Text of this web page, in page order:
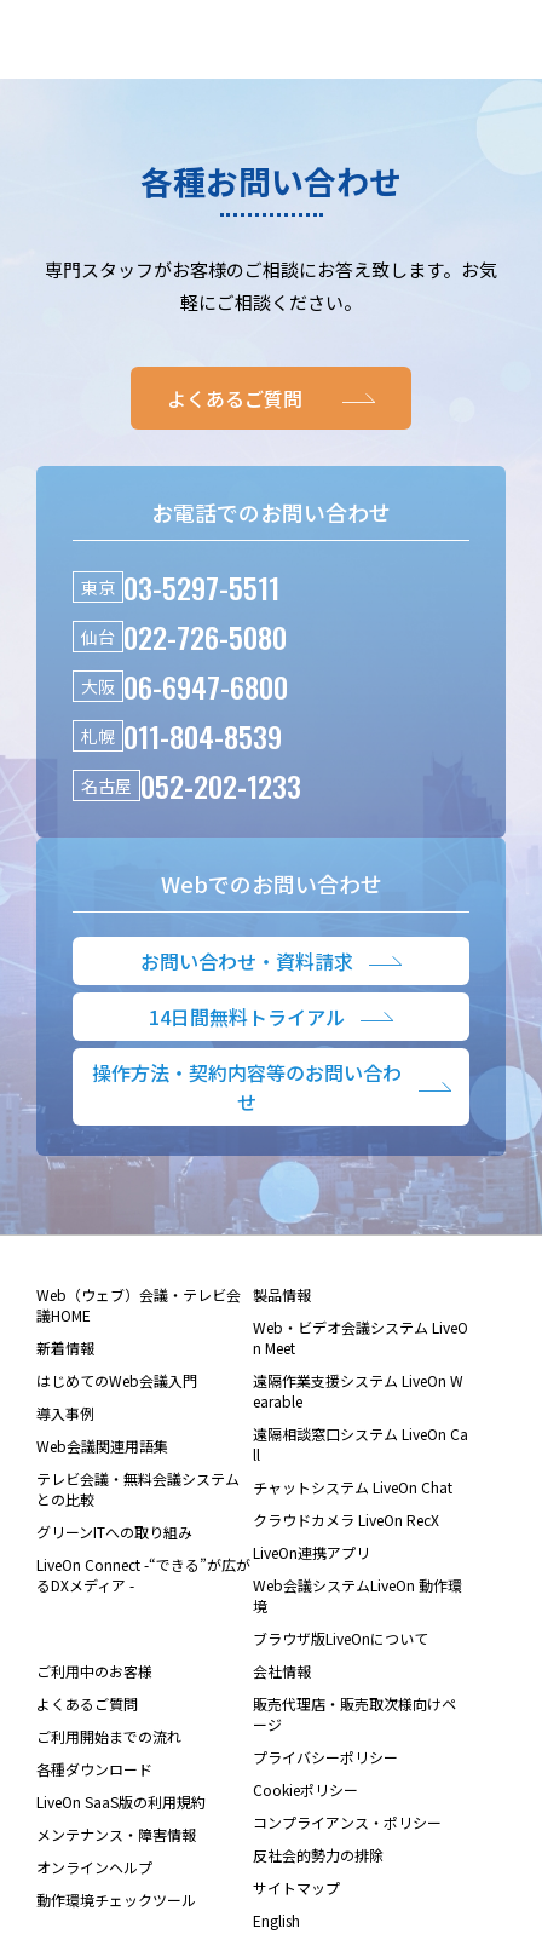
各種お問い合わせ
専門スタッフがお客様のご相談にお答え致します。お気
軽にご相談ください。
よくあるご質問
お電話でのお問い合わせ
東京 03-5297-5511
仙台 022-726-5080
大阪 06-6947-6800
札幌 011-804-8539
名古屋 052-202-1233
Webでのお問い合わせ
お問い合わせ・資料請求
14日間無料トライアル
操作方法・契約内容等のお問い合わ
せ
Web（ウェブ）会議・テレビ会
議HOME
新着情報
はじめてのWeb会議入門
導入事例
Web会議関連用語集
テレビ会議・無料会議システム
との比較
グリーンITへの取り組み
LiveOn Connect -“できる”が広が
るDXメディア -
製品情報
Web・ビデオ会議システム LiveO
n Meet
遠隔作業支援システム LiveOn W
earable
遠隔相談窓口システム LiveOn Ca
ll
チャットシステム LiveOn Chat
クラウドカメラ LiveOn RecX
LiveOn連携アプリ
Web会議システムLiveOn 動作環
境
ブラウザ版LiveOnについて
ご利用中のお客様
よくあるご質問
ご利用開始までの流れ
各種ダウンロード
LiveOn SaaS版の利用規約
メンテナンス・障害情報
オンラインヘルプ
動作環境チェックツール
会社情報
販売代理店・販売取次様向けペ
ージ
プライバシーポリシー
Cookieポリシー
コンプライアンス・ポリシー
反社会的勢力の排除
サイトマップ
English